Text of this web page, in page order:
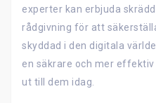
experter kan erbjuda
rådgivning för att
skyddad i den digitala
en säkrare och mer
ut till dem idag.